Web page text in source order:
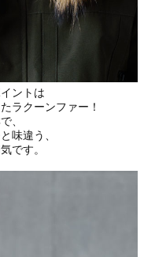
ントは
ラクーンファー！
、
味違う、
です。